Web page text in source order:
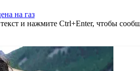
на газ
и нажмите Ctrl+Enter, чтобы